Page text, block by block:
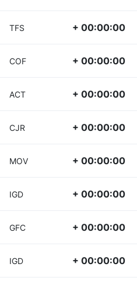
TFS + 00:00:00
COF + 00:00:00
ACT + 00:00:00
CJR + 00:00:00
MOV + 00:00:00
IGD + 00:00:00
GFC + 00:00:00
IGD + 00:00:00